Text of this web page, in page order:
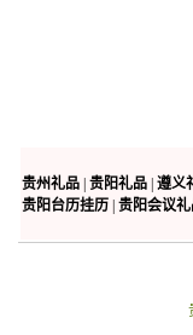
贵州礼品 贵阳礼品 遵义
贵阳台历挂历 贵阳会议